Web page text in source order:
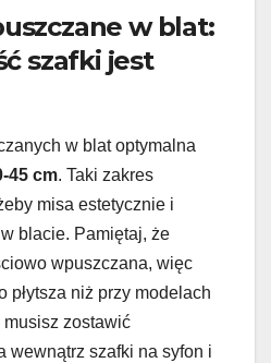
w blat:
szafki jest
w blat optymalna
45 cm. Taki zakres
misa estetycznie i
blacie. Pamiętaj, że
wpuszczana, więc
płytsza niż przy modelach
zostawić
wewnątrz szafki na syfon i